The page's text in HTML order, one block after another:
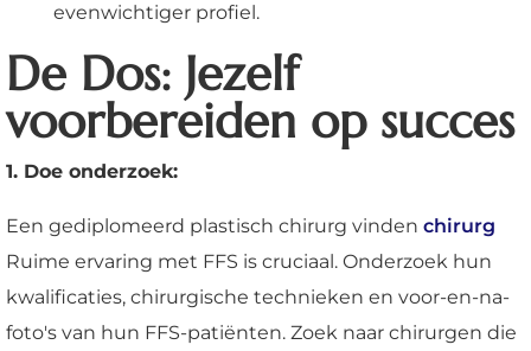
evenwichtiger profiel.
De Dos: Jezelf
voorbereiden op succes
1. Doe onderzoek:
Een gediplomeerd plastisch chirurg vinden chirurg
Ruime ervaring met FFS is cruciaal. Onderzoek hun
kwalificaties, chirurgische technieken en voor-en-na-
foto's van hun FFS-patiënten. Zoek naar chirurgen die